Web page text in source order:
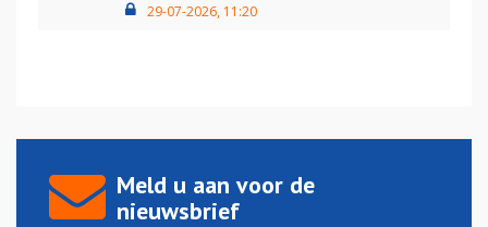
29-07-2026, 11:20
Meld u aan voor de
nieuwsbrief